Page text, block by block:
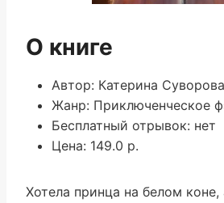
О книге
Автор: Катерина Суворова
Жанр: Приключенческое
Бесплатный отрывок: нет
Цена: 149.0 р.
Хотела принца на белом коне,